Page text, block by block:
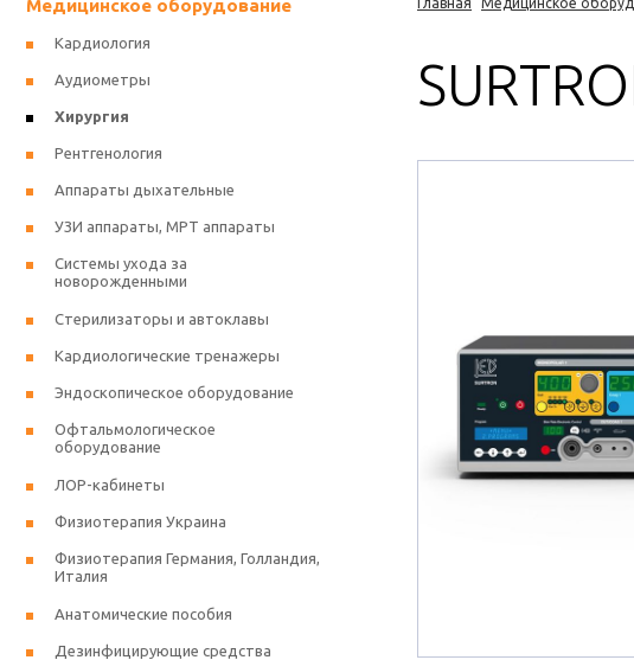
Медицинское оборудование
Кардиология
Аудиометры
Хирургия
Рентгенология
Аппараты дыхательные
УЗИ аппараты, МРТ аппараты
Системы ухода за
новорожденными
Стерилизаторы и автоклавы
Кардиологические тренажеры
Эндоскопическое оборудование
Офтальмологическое
оборудование
ЛОР-кабинеты
Физиотерапия Украина
Физиотерапия Германия, Голландия,
Италия
Анатомические пособия
Дезинфицирующие средства